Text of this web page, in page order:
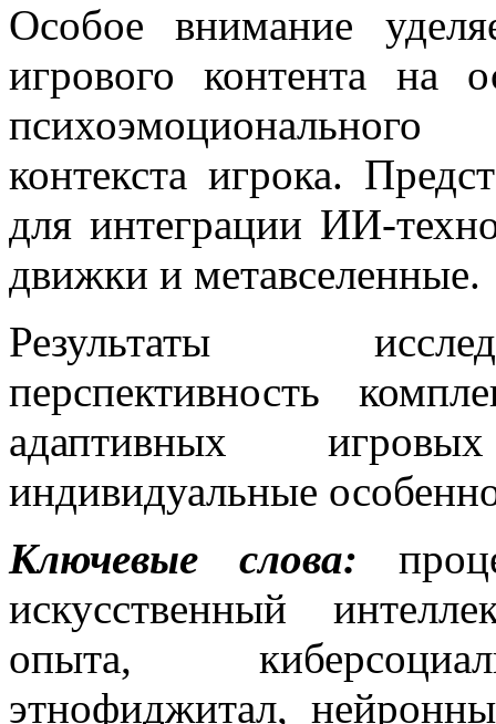
Особое внимание
игрового контента на
контекста игрока.
для интеграции ИИ-
движки и метавселенные.
Результаты
перспективность
адаптивных
индивидуальные
Ключевые слова:
искусственный
опыта,
этнофиджитал,